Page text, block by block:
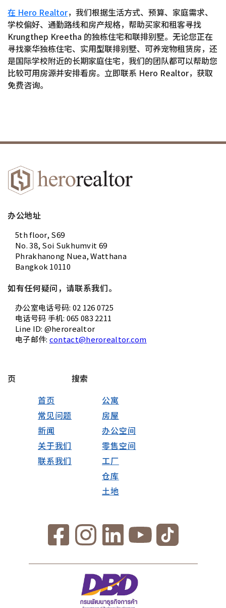
在 Hero Realtor，我们根据生活方式、预算、家庭需求、
学校偏好、通勤路线和房产规格，帮助买家和租客寻找
Krungthep Kreetha 的独栋住宅和联排别墅。无论您正在
寻找豪华独栋住宅、实用型联排别墅、可养宠物租赁房，还
是国际学校附近的长期家庭住宅，我们的团队都可以帮助您
比较可用房源并安排看房。立即联系 Hero Realtor，获取
免费咨询。
办公地址
5th floor, S69
No. 38, Soi Sukhumvit 69
Phrakhanong Nuea, Watthana
Bangkok 10110
如有任何疑问，请联系我们。
办公室电话号码: 02 126 0725
电话号码 手机: 065 083 2211
Line ID: @herorealtor
电子邮件: contact@herorealtor.com
页
首页
常见问题
新闻
关于我们
联系我们
搜索
公寓
房屋
办公空间
零售空间
工厂
仓库
土地